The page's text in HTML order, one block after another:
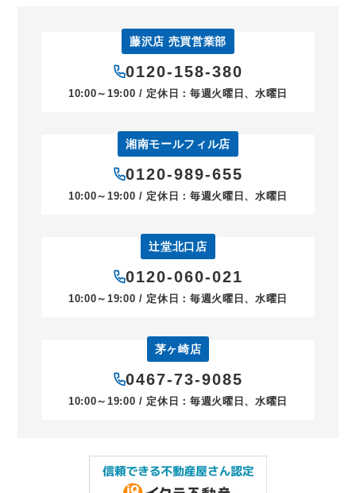
藤沢店 売買営業部
0120-158-380
10:00～19:00 / 定休日：毎週火曜日、水曜日
湘南モールフィル店
0120-989-655
10:00～19:00 / 定休日：毎週火曜日、水曜日
辻堂北口店
0120-060-021
10:00～19:00 / 定休日：毎週火曜日、水曜日
茅ヶ崎店
0467-73-9085
10:00～19:00 / 定休日：毎週火曜日、水曜日